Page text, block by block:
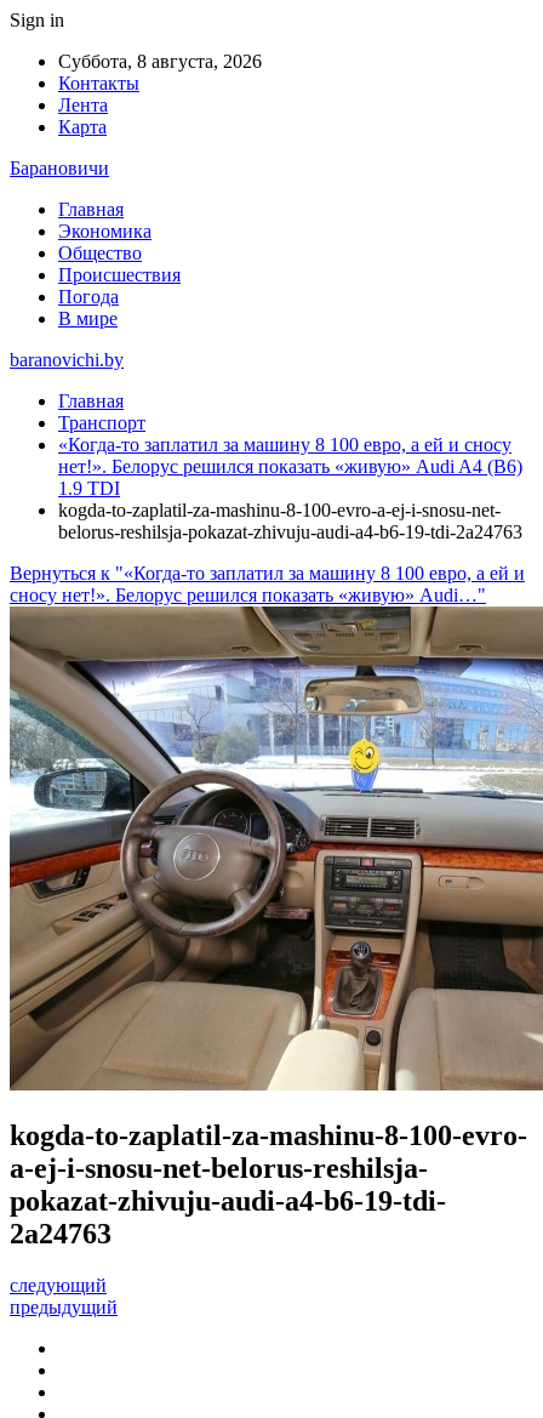
Sign in
Суббота, 8 августа, 2026
Контакты
Лента
Карта
Барановичи
Главная
Экономика
Общество
Происшествия
Погода
В мире
baranovichi.by
Главная
Транспорт
«Когда-то заплатил за машину 8 100 евро, а ей и сносу
нет!». Белорус решился показать «живую» Audi A4 (B6)
1.9 TDI
kogda-to-zaplatil-za-mashinu-8-100-evro-a-ej-i-snosu-net-
belorus-reshilsja-pokazat-zhivuju-audi-a4-b6-19-tdi-2a24763
Вернуться к "«Когда-то заплатил за машину 8 100 евро, а ей и
сносу нет!». Белорус решился показать «живую» Audi…"
kogda-to-zaplatil-za-mashinu-8-100-evro-
a-ej-i-snosu-net-belorus-reshilsja-
pokazat-zhivuju-audi-a4-b6-19-tdi-
2a24763
следующий
предыдущий